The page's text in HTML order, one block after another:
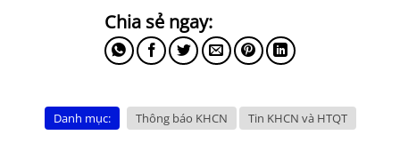
Danh mục: Thông báo KHCN Tin KHCN và HTQT